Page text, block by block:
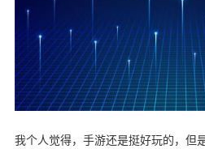
我个人觉得，手游还是挺好玩的，但